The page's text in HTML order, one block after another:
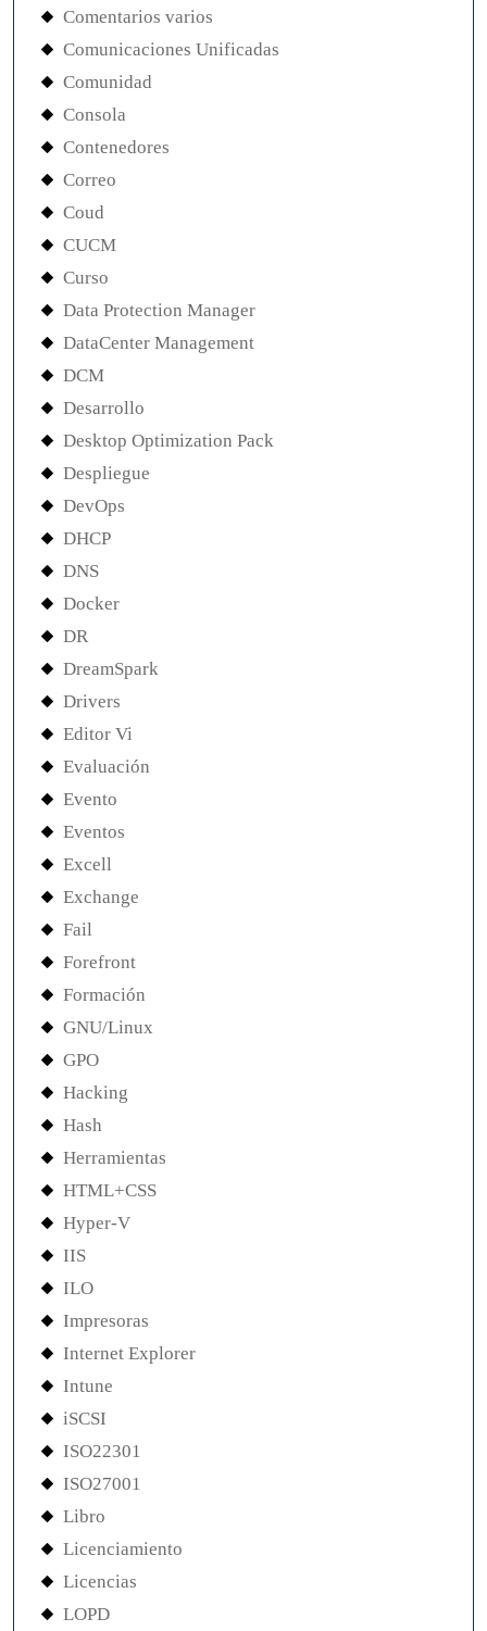
Comentarios varios
Comunicaciones Unificadas
Comunidad
Consola
Contenedores
Correo
Coud
CUCM
Curso
Data Protection Manager
DataCenter Management
DCM
Desarrollo
Desktop Optimization Pack
Despliegue
DevOps
DHCP
DNS
Docker
DR
DreamSpark
Drivers
Editor Vi
Evaluación
Evento
Eventos
Excell
Exchange
Fail
Forefront
Formación
GNU/Linux
GPO
Hacking
Hash
Herramientas
HTML+CSS
Hyper-V
IIS
ILO
Impresoras
Internet Explorer
Intune
iSCSI
ISO22301
ISO27001
Libro
Licenciamiento
Licencias
LOPD